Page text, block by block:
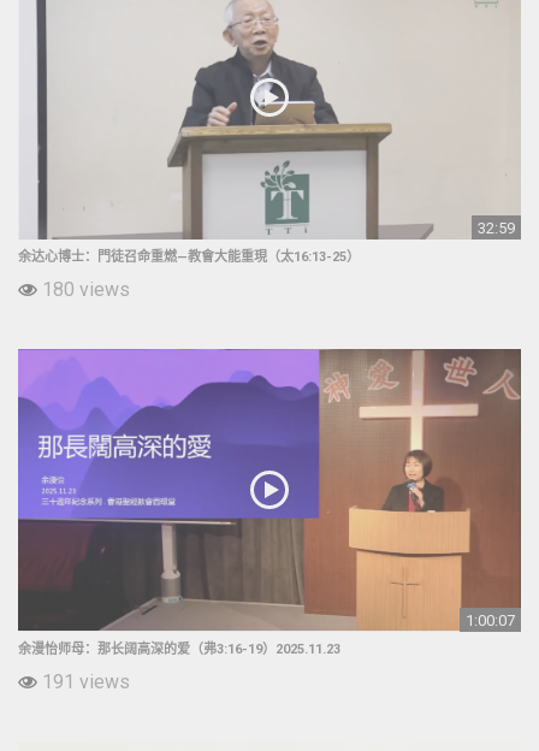
32:59
余达心博士：門徒召命重燃—教會大能重現（太16:13-25）
180 views
1:00:07
余漫怡师母：那长阔高深的爱（弗3:16-19）2025.11.23
191 views